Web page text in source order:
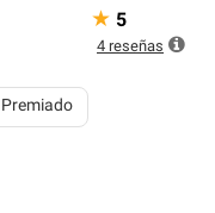
Premiado
★ 5
4 reseñas